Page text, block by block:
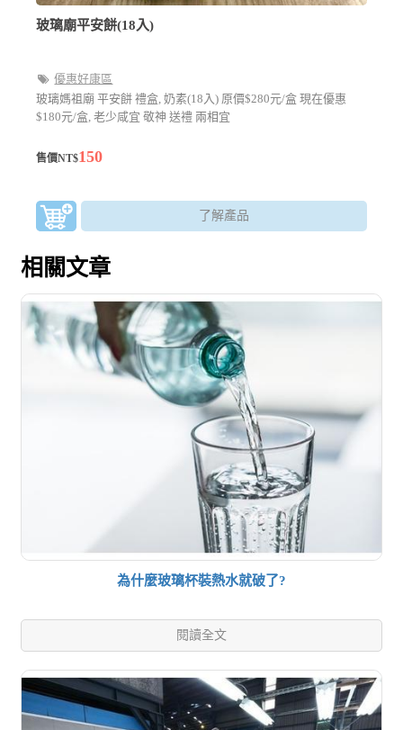
玻璃廟平安餅(18入)
優惠好康區
玻璃媽祖廟 平安餅 禮盒, 奶素(18入) 原價$280元/盒 現在優惠
$180元/盒, 老少咸宜 敬神 送禮 兩相宜
售價NT$150
了解產品
相關文章
為什麼玻璃杯裝熱水就破了?
閱讀全文